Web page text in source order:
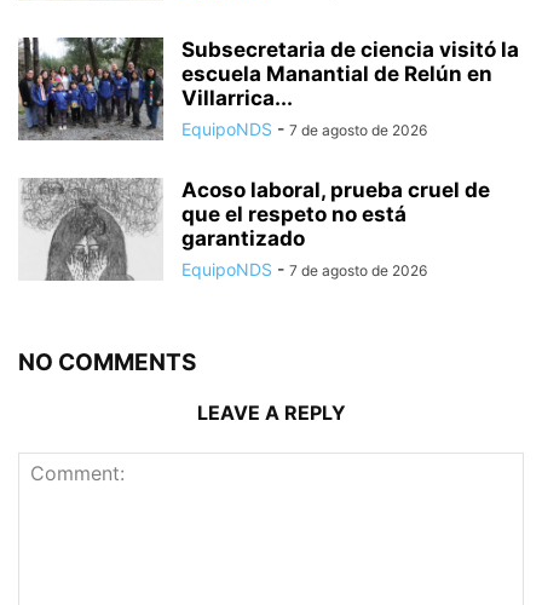
Subsecretaria de ciencia visitó la
escuela Manantial de Relún en
Villarrica...
EquipoNDS - 7 de agosto de 2026
Acoso laboral, prueba cruel de
que el respeto no está
garantizado
EquipoNDS - 7 de agosto de 2026
NO COMMENTS
LEAVE A REPLY